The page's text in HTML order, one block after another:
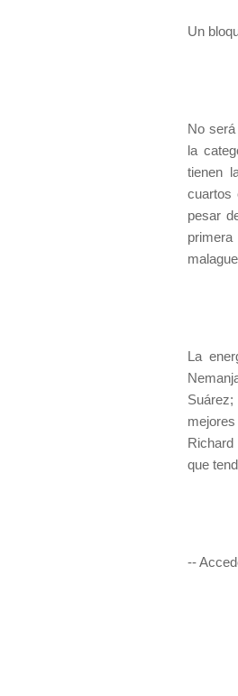
Un
No
la
tienen
cuartos
pesar
La
que
--